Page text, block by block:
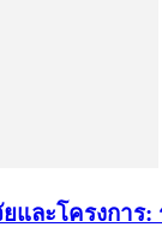
และโครงการ